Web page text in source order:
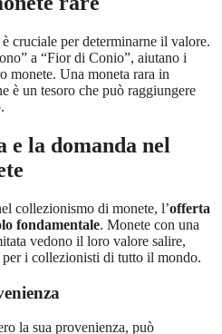
è cruciale per determinarne il valore.
a “Fior di Conio”, aiutano i
monete. Una moneta rara in
è un tesoro che può raggiungere
e la domanda nel
collezionismo di monete, l’offerta
fondamentale. Monete con una
vedono il loro valore salire,
i collezionisti di tutto il mondo.
la sua provenienza, può